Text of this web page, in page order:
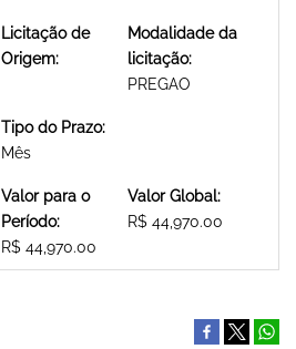
Licitação de
Origem:
Modalidade da
licitação:
PREGAO
Tipo do Prazo:
Mês
Valor para o
Período:
R$ 44,970.00
Valor Global:
R$ 44,970.00